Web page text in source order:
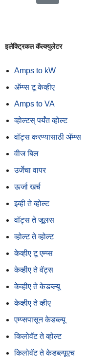
इलेक्ट्रिकल कॅल्क्युलेटर
Amps to kW
अ‍ॅम्प्स टू केव्हीए
Amps to VA
व्होल्टस् पर्यंत व्होल्ट
वॉट्स करण्यासाठी अ‍ॅम्प्स
वीज बिल
उर्जेचा वापर
ऊर्जा खर्च
इव्ही ते व्होल्ट
वॉट्स ते जूलस
व्होल्ट ते व्होल्ट
केव्हीए टू एम्प्स
केव्हीए ते वॅट्स
केव्हीए ते केडब्ल्यू
केव्हीए ते व्हीए
एम्प्सपासून केडब्ल्यू
किलोवॅट ते व्होल्ट
किलोवॅट ते केडब्ल्यूएच